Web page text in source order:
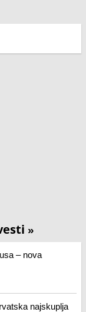
»
– nova
najskuplja